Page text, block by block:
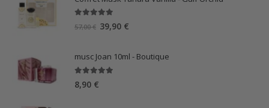
sur 5
57,00€ Le
était :
39,90 €
actuel
musc Joan 10ml - Boutique
8,90 €